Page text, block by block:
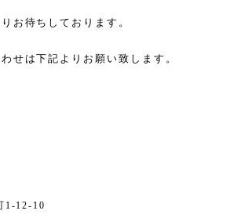
お待ちしております。
せは下記よりお願い致します。
1-12-10